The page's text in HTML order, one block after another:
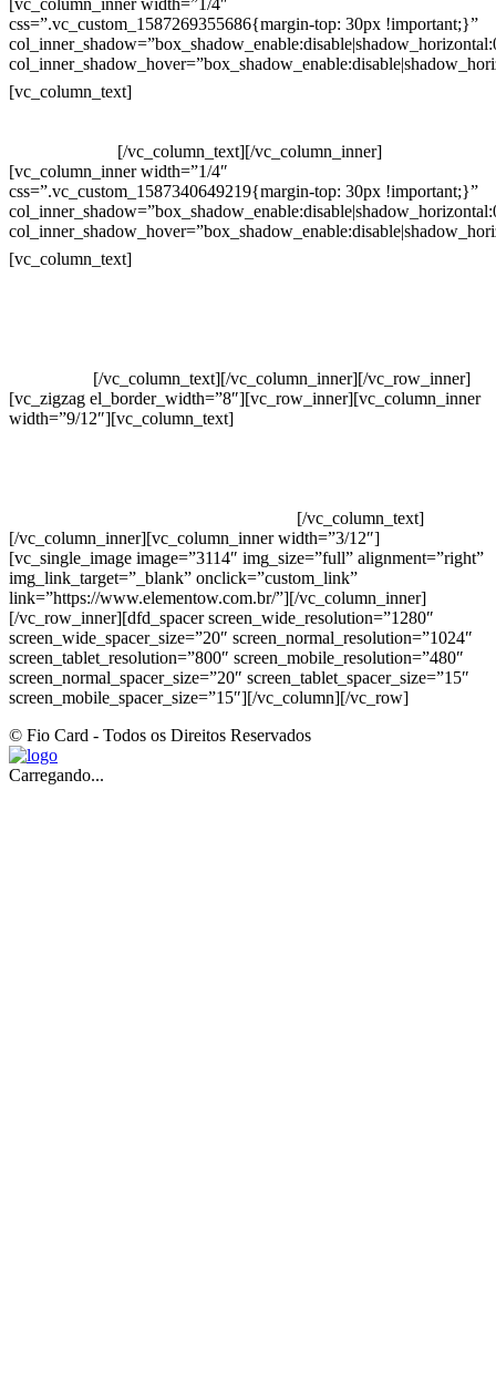
css=”.vc_custom_1587269355686{margin-top: 30px !important;}”
[vc_column_text]
[/vc_column_text][/vc_column_inner]
[vc_column_inner width=”1/4″
css=”.vc_custom_1587340649219{margin-top: 30px !important;}”
[vc_column_text]
[/vc_column_text][/vc_column_inner][/vc_row_inner]
[vc_zigzag el_border_width=”8″][vc_row_inner][vc_column_inner
width=”9/12″][vc_column_text]
[/vc_column_text]
[/vc_column_inner][vc_column_inner width=”3/12″]
[vc_single_image image=”3114″ img_size=”full” alignment=”right”
img_link_target=”_blank” onclick=”custom_link”
link=”https://www.elementow.com.br/”][/vc_column_inner]
[/vc_row_inner][dfd_spacer screen_wide_resolution=”1280″
screen_wide_spacer_size=”20″ screen_normal_resolution=”1024″
screen_tablet_resolution=”800″ screen_mobile_resolution=”480″
screen_normal_spacer_size=”20″ screen_tablet_spacer_size=”15″
screen_mobile_spacer_size=”15″][/vc_column][/vc_row]
© Fio Card - Todos os Direitos Reservados
Carregando...